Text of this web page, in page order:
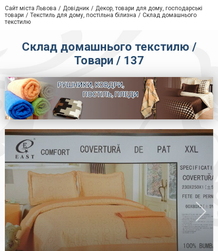
Сайт міста Львова Довідник
Декор, товари для дому, господарські
товари
Текстиль для дому, постільна білизна
Склад домашнього
текстилю
Склад домашнього текстилю /
Товари / 137